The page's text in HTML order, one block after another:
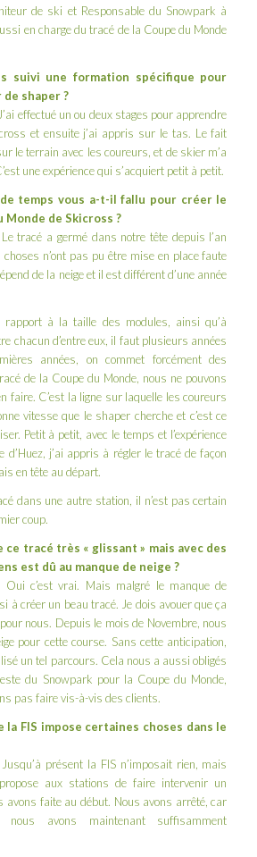
de ski et Responsable du Snowpark à
en charge du tracé de la Coupe du Monde
suivi une formation spécifique pour
shaper ?
J’ai effectué un ou deux stages pour apprendre
et ensuite j’ai appris sur le tas. Le fait
le terrain avec les coureurs, et de skier m’a
une expérience qui s’acquiert petit à petit.
de temps vous a-t-il fallu pour créer le
Monde de Skicross ?
Le tracé a germé dans notre tête depuis l’an
n’ont pas pu être mise en place faute
de la neige et il est différent d’une année
rapport à la taille des modules, ainsi qu’à
chacun d’entre eux, il faut plusieurs années
années, on commet forcément des
de la Coupe du Monde, nous ne pouvons
faire. C’est la ligne sur laquelle les coureurs
vitesse que le shaper cherche et c’est ce
Petit à petit, avec le temps et l’expérience
d’Huez, j’ai appris à régler le tracé de façon
en tête au départ.
dans une autre station, il n’est pas certain
coup.
ce tracé très « glissant » mais avec des
est dû au manque de neige ?
Oui c’est vrai. Mais malgré le manque de
à créer un beau tracé. Je dois avouer que ça
nous. Depuis le mois de Novembre, nous
pour cette course. Sans cette anticipation,
un tel parcours. Cela nous a aussi obligés
du Snowpark pour la Coupe du Monde,
pas faire vis-à-vis des clients.
la FIS impose certaines choses dans le
Jusqu’à présent la FIS n’imposait rien, mais
aux stations de faire intervenir un
avons faite au début. Nous avons arrêté, car
avons maintenant suffisamment